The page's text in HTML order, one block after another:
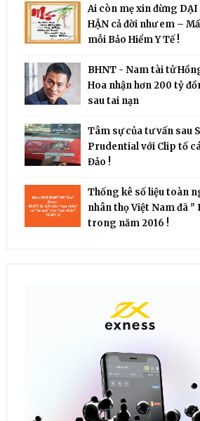
Ai còn mẹ xin đừng DẠI
HẬN cả đời như em –
mỗi Bảo Hiểm Y Tế !
BHNT - Nam tài tử
Hoa nhận hơn 200 tỷ
sau tai nạn
Tâm sự của tư vấn sau
Prudential với Clip tố
Đảo !
Thống kê số liệu toàn
nhân thọ Việt Nam đã "
trong năm 2016 !